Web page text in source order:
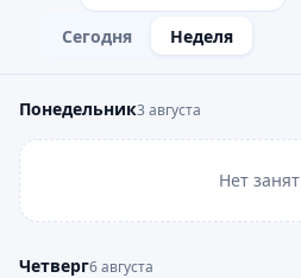
Сегодня Неделя
Понедельник3 августа
Нет
Четверг6 августа